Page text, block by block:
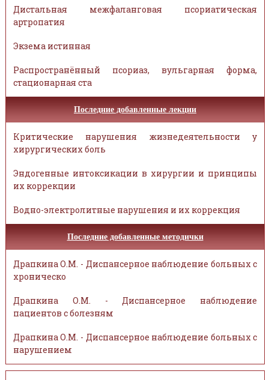
Дистальная межфаланговая псориатическая
артропатия
Экзема истинная
Распространённый псориаз, вульгарная форма,
стационарная ста
Последние добавленные лекции
Критические нарушения жизнедеятельности у
хирургических боль
Эндогенные интоксикации в хирургии и принципы
их коррекции
Водно-электролитные нарушения и их коррекция
Последние добавленные методички
Драпкина О.М. - Диспансерное наблюдение больных с
хроническо
Драпкина О.М. - Диспансерное наблюдение
пациентов с болезням
Драпкина О.М. - Диспансерное наблюдение больных с
нарушением